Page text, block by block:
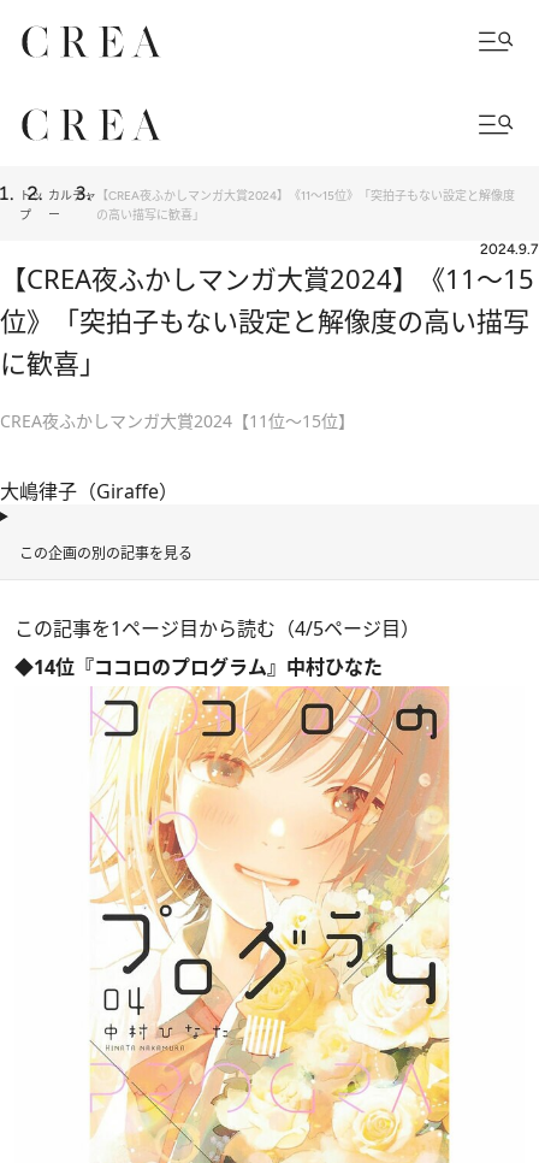
トッ
プ
カルチャ
ー
【CREA夜ふかしマンガ大賞2024】《11～15位》「突拍子もない設定と解像度
の高い描写に歓喜」
2024.9.7
【CREA夜ふかしマンガ大賞2024】《11～15
位》「突拍子もない設定と解像度の高い描写
に歓喜」
CREA夜ふかしマンガ大賞2024【11位～15位】
大嶋律子（Giraffe）
この企画の別の記事を見る
この記事を1ページ目から読む（4/5ページ目）
◆14位『ココロのプログラム』中村ひなた